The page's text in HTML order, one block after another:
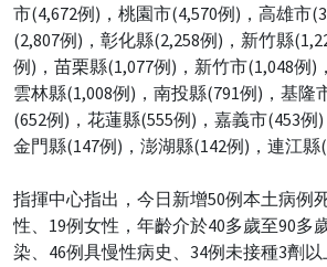
市(4,672例)，桃園市(4,570例)，高雄市
(2,807例)，彰化縣(2,258例)，新竹縣
例)，苗栗縣(1,077例)，新竹市(1,048例)
雲林縣(1,008例)，南投縣(791例)，基隆
(652例)，花蓮縣(555例)，嘉義市(453例)
金門縣(147例)，澎湖縣(142例)，連江縣
指揮中心指出，今日新增50例本土病例
性、19例女性，年齡介於40多歲至90多
染、46例具慢性病史、34例未接種3劑以